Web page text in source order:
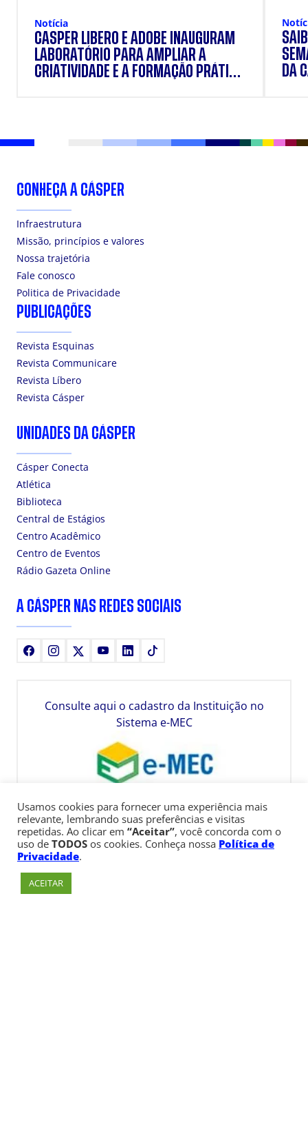
Notícia
CÁSPER LÍBERO E ADOBE INAUGURAM
LABORATÓRIO PARA AMPLIAR A
CRIATIVIDADE E A FORMAÇÃO PRÁTICA
DA
CONHEÇA A CÁSPER
Infraestrutura
Missão, princípios e valores
Nossa trajetória
Fale conosco
Politica de Privacidade
PUBLICAÇÕES
Revista Esquinas
Revista Communicare
Revista Líbero
Revista Cásper
UNIDADES DA CÁSPER
Cásper Conecta
Atlética
Biblioteca
Central de Estágios
Centro Acadêmico
Centro de Eventos
Rádio Gazeta Online
A CÁSPER NAS REDES SOCIAIS
FacebookInstagram YoutubeLinkedIn
Consulte aqui o cadastro da Instituição no
Sistema e-MEC
Usamos cookies para fornecer uma experiência mais
relevante, lembrando suas preferências e visitas
repetidas. Ao clicar em “Aceitar”, você concorda com o
uso de TODOS os cookies. Conheça nossa Política de
Privacidade.
ACEITAR